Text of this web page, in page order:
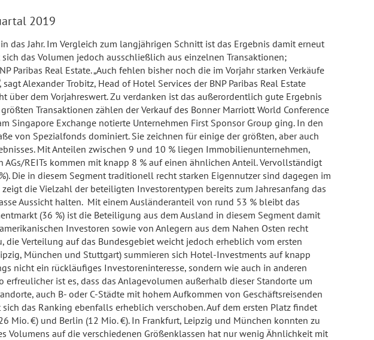
2019
Jahr. Im Vergleich zum langjährigen Schnitt ist das Ergebnis damit erneut
das Volumen jedoch ausschließlich aus einzelnen Transaktionen;
Real Estate. „Auch fehlen bisher noch die im Vorjahr starken Verkäufe
Alexander Trobitz, Head of Hotel Services der BNP Paribas Real Estate
dem Vorjahreswert. Zu verdanken ist das außerordentlich gute Ergebnis
Transaktionen zählen der Verkauf des Bonner Marriott World Conference
Singapore Exchange notierte Unternehmen First Sponsor Group ging. In den
von Spezialfonds dominiert. Sie zeichnen für einige der größten, aber auch
Mit Anteilen zwischen 9 und 10 % liegen Immobilienunternehmen,
REITs kommen mit knapp 8 % auf einen ähnlichen Anteil. Vervollständigt
Die in diesem Segment traditionell recht starken Eigennutzer sind dagegen im
die Vielzahl der beteiligten Investorentypen bereits zum Jahresanfang das
Aussicht halten. Mit einem Ausländeranteil von rund 53 % bleibt das
(36 %) ist die Beteiligung aus dem Ausland in diesem Segment damit
Investoren sowie von Anlegern aus dem Nahen Osten recht
Verteilung auf das Bundesgebiet weicht jedoch erheblich vom ersten
München und Stuttgart) summieren sich Hotel-Investments auf knapp
nicht ein rückläufiges Investoreninteresse, sondern wie auch in anderen
ist es, dass das Anlagevolumen außerhalb dieser Standorte um
auch B- oder C-Städte mit hohem Aufkommen von Geschäftsreisenden
das Ranking ebenfalls erheblich verschoben. Auf dem ersten Platz findet
Mio. €) und Berlin (12 Mio. €). In Frankfurt, Leipzig und München konnten zu
Volumens auf die verschiedenen Größenklassen hat nur wenig Ähnlichkeit mit